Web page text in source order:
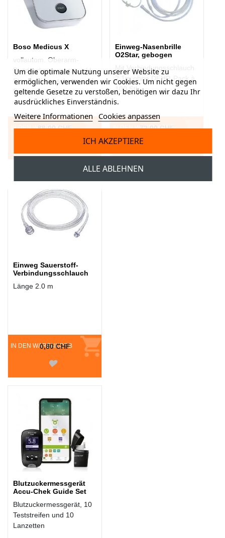
Boso Medicus X
vollautom. Oberarm-
Blutdruckmessgerät, inkl.
Standardmanschette und
Batterien
IN DEN WARENKORB
88,00 CHF
Einweg-Nasenbrille
O2Star, gebogen
Mit Verbindungsschlauch
2.1m ohne DEHP, Pack à
100 Stk.
IN DEN WARENKORB
72,00 CHF
Einweg Sauerstoff-
Verbindungsschlauch
Länge 2.0 m
IN DEN WARENKORB
0,80 CHF
Blutzuckermessgerät
Accu-Chek Guide Set
Blutzuckermessgerät, 10
Teststreifen und 10
Lanzetten
Um die optimale Nutzung unserer Website zu
ermöglichen, verwenden wir Cookies. Um nicht gegen
geltende Gesetze zu verstoßen, benötigen wir dazu Ihr
ausdrückliches Einverständnis.
Weitere Informationen Cookies anpassen
ALLE ABLEHNEN
ICH AKZEPTIERE